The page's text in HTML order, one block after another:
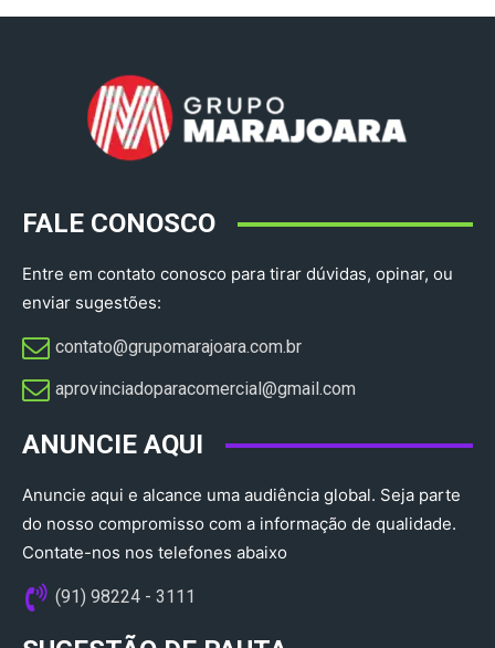
FALE CONOSCO
Entre em contato conosco para tirar dúvidas, opinar, ou
enviar sugestões:
contato@grupomarajoara.com.br
aprovinciadoparacomercial@gmail.com​
ANUNCIE AQUI
Anuncie aqui e alcance uma audiência global. Seja parte
do nosso compromisso com a informação de qualidade.
Contate-nos nos telefones abaixo
(91) 98224 - 3111